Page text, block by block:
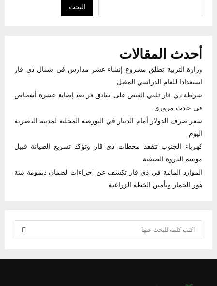
البحث
أحدث المقالات
وزارة التربية تطلق مشروع إنشاء عشر مدارس في شمال ذي قار
استعدادا للعام الدراسي المقبل
شرطة ذي قار تلقي القبض على سائق فر بعد إصابة عشرة أشخاص
في حادث مروري
سعر صرف الدولار أمام الدينار في البورصة المحلية لمدينة الناصرية
اليوم
كهرباء الجنوب تتفقد محطات ذي قار وتؤكد تسريع الصيانة قبيل
موسم الذروة الصيفية
الموارد المائية في ذي قار تكشف عن إجراءات لضمان ديمومة بيئة
هور الحمار وتأمين الخطة الزراعية
e